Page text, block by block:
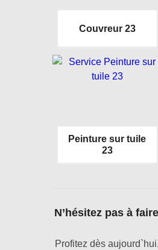
Couvreur 23
Peinture sur tuile
23
N’hésitez pas à
Profitez dès